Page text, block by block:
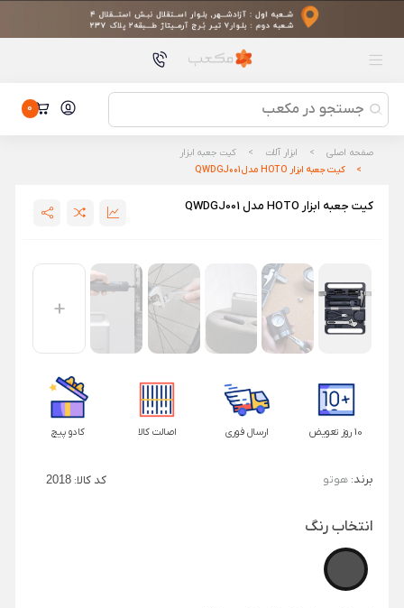
محصولات پیشنهادی
دستگاه تصفیه کننده هوا شیائومی مدل 4 لایت
تاچ و ال سی دی شیائومی TOUCH/LCD XIAOMI REDMI NOTE 11S
4G
Air Cooler
ماساژور هوشمند چشم شیائومی مدل Mijia Smart Eye Massager
دستگاه تصفیه کننده هوا شیائومی مدل 4 لایت
11S 4G
پنکه شارژی بدون پره گرین لاین مدل Green Lion
کیت 6 عددی کپسول تمیز کننده جارو رباتیک اکووکس مدل N30
0
صفحه اصلی ابزار آلات
کیت جعبه ابزار
کیت جعبه ابزار HOTO مدل QWDGJ001
کیت جعبه ابزار HOTO مدل QWDGJ001
10 روز تعویض ارسال فوری اصالت کالا کادو پیچ
برند: هوتو کد کالا:2018
انتخاب رنگ